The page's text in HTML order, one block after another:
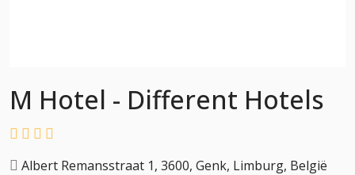
M Hotel - Different Hotels
Albert Remansstraat 1, 3600, Genk, Limburg, België